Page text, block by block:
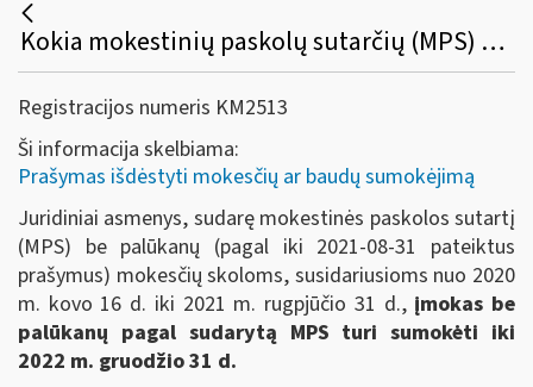
Kokia mokestinių paskolų sutarčių (MPS) be palūkanų pakeitimo ir vykdymo tvarka juridiniams asmenims, kurių nesumokėtų mokesčių sumos buvo išdėstytos / atidėtos dėl COVID-19?
Registracijos numeris KM2513
Ši informacija skelbiama:
Prašymas išdėstyti mokesčių ar baudų sumokėjimą
Juridiniai asmenys, sudarę mokestinės paskolos sutartį
(MPS) be palūkanų (pagal iki 2021-08-31 pateiktus
prašymus) mokesčių skoloms, susidariusioms nuo 2020
m. kovo 16 d. iki 2021 m. rugpjūčio 31 d., įmokas be
palūkanų pagal sudarytą MPS turi sumokėti iki
2022 m. gruodžio 31 d.